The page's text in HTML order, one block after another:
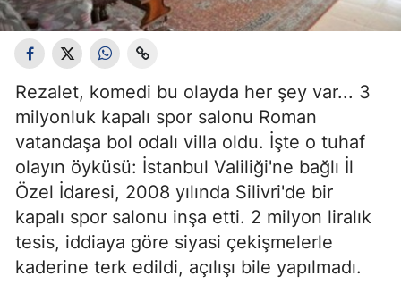
Rezalet, komedi bu olayda her şey var... 3
milyonluk kapalı spor salonu Roman
vatandaşa bol odalı villa oldu. İşte o tuhaf
olayın öyküsü: İstanbul Valiliği'ne bağlı İl
Özel İdaresi, 2008 yılında Silivri'de bir
kapalı spor salonu inşa etti. 2 milyon liralık
tesis, iddiaya göre siyasi çekişmelerle
kaderine terk edildi, açılışı bile yapılmadı.